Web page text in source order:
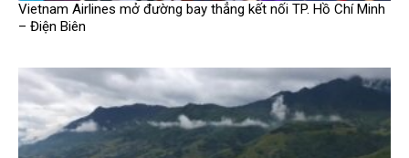
Vietnam Airlines mở đường bay thẳng kết nối TP. Hồ Chí Minh
– Điện Biên